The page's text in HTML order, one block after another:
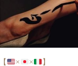
【 × × 】